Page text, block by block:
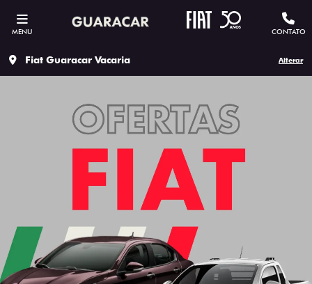
MENU CONTATO
Fiat Guaracar Vacaria Alterar